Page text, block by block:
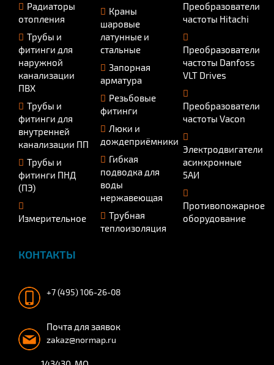
Радиаторы
отопления
Трубы и
фитинги для
наружной
канализации
ПВХ
Трубы и
фитинги для
внутренней
канализации ПП
Трубы и
фитинги ПНД
(ПЭ)
Измерительное
Краны
шаровые
латунные и
стальные
Запорная
арматура
Резьбовые
фитинги
Люки и
дождеприёмники
Гибкая
подводка для
воды
нержавеющая
Трубная
теплоизоляция
Преобразователи
частоты Hitachi
Преобразователи
частоты Danfoss
VLT Drives
Преобразователи
частоты Vacon
Электродвигатели
асинхронные
5АИ
Противопожарное
оборудование
КОНТАКТЫ
+7 (495) 106-26-08
Почта для заявок
zakaz@normap.ru